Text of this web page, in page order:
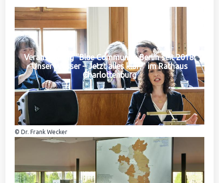
Veranstaltung "Blue Community Berlin seit 2018:
Unser Wasser – Jetzt alles klar?" im Rathaus
Charlottenburg
© Dr. Frank Wecker